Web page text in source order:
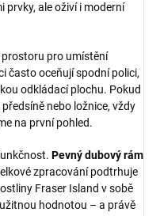
ale oživí i moderní
pro umístění
často oceňují spodní polici,
odkládací plochu. Pokud
nebo ložnice, vždy
na první pohled.
Pevný dubový rám
zpracování podtrhuje
Fraser Island v sobě
hodnotou – a právě